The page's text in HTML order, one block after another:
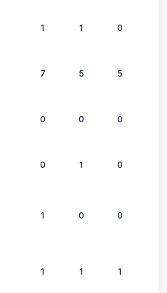
1 1 0
7 5 5
0 0 0
0 1 0
1 0 0
1 1 1